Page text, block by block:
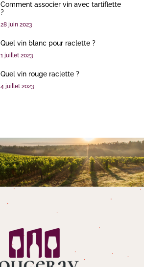
Comment associer vin avec tartiflette
?
28 juin 2023
Quel vin blanc pour raclette ?
1 juillet 2023
Quel vin rouge raclette ?
4 juillet 2023